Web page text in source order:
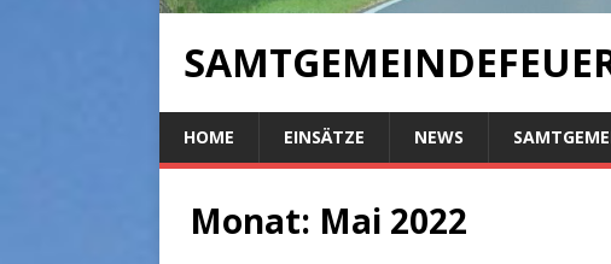
HOME EINSÄTZE NEWS
Monat: Mai 2022